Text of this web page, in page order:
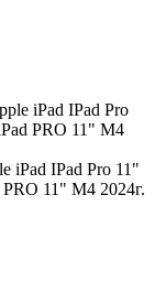
iPad IPad Pro 11"
11" M4 2024г.